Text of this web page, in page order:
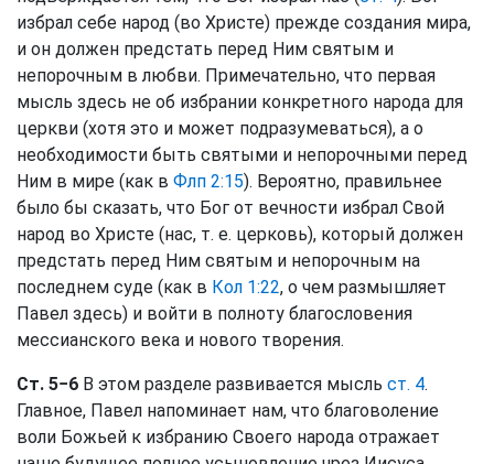
избрал себе народ (во Христе) прежде создания мира,
и он должен предстать перед Ним святым и
непорочным в любви. Примечательно, что первая
мысль здесь не об избрании конкретного народа для
церкви (хотя это и может подразумеваться), а о
необходимости быть святыми и непорочными перед
Ним в мире (как в Флп 2:15). Вероятно, правильнее
было бы сказать, что Бог от вечности избрал Свой
народ во Христе (нас, т. е. церковь), который должен
предстать перед Ним святым и непорочным на
последнем суде (как в Кол 1:22, о чем размышляет
Павел здесь) и войти в полноту благословения
мессианского века и нового творения.
Ст. 5−6 В этом разделе развивается мысль ст. 4.
Главное, Павел напоминает нам, что благоволение
воли Божьей к избранию Своего народа отражает